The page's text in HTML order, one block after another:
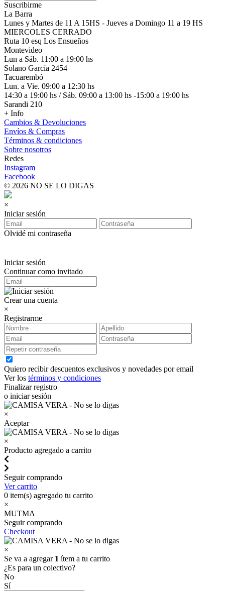
Suscribirme
La Barra
Lunes y Martes de 11 A 15HS - Jueves a Domingo 11 a 19 HS
MIERCOLES CERRADO
Ruta 10 esq Los Ensueños
Montevideo
Lun a Sáb. 11:00 a 19:00 hs
Solano García 2454
Tacuarembó
Lun. a Vie. 09:00 a 12:30 hs
14:30 a 19:00 hs / Sáb. 09:00 a 13:00 hs -15:00 a 19:00 hs
Sarandi 210
+ Info
Cambios & Devoluciones
Envíos & Compras
Términos & condiciones
Sobre nosotros
Redes
Instagram
Facebook
© 2026 NO SE LO DIGAS
×
Iniciar sesión
Olvidé mi contraseña
Iniciar sesión
Continuar como invitado
Crear una cuenta
×
Registrarme
Quiero recibir descuentos exclusivos y novedades por email
Ver los términos y condiciones
Finalizar registro
o iniciar sesión
×
Aceptar
×
Producto agregado a carrito
Seguir comprando
Ver carrito
0 item(s) agregado tu carrito
×
MUTMA
Seguir comprando
Checkout
×
Se va a agregar 1 ítem a tu carrito
¿Es para un colectivo?
No
Sí